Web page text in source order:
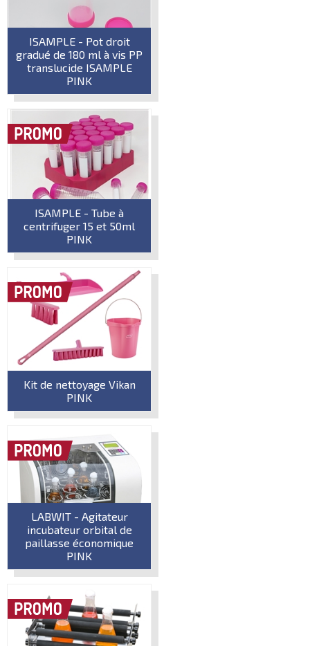
ISAMPLE - Pot droit
gradué de 180 ml à vis PP
translucide ISAMPLE
PINK
ISAMPLE - Tube à
centrifuger 15 et 50ml
PINK
Kit de nettoyage Vikan
PINK
LABWIT - Agitateur
incubateur orbital de
paillasse économique
PINK